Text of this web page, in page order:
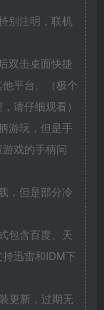
别注明，联机
双击桌面快捷
平台。（极个
请仔细观看）
游玩，但是手
戏的手柄问
，但是部分冷
包含百度、天
迅雷和IDM下
更新，过期无